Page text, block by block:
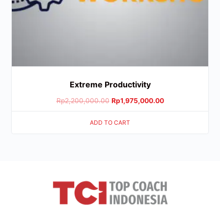
Extreme Productivity
Rp2,200,000.00 Rp1,975,000.00
ADD TO CART